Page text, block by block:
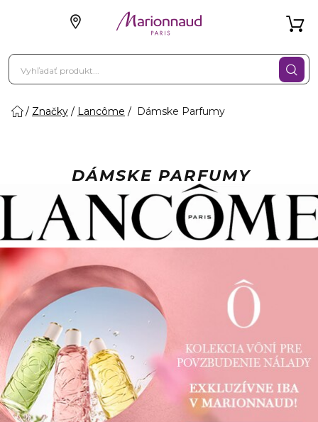
Značky Lancôme Dámske Parfumy
DÁMSKE PARFUMY